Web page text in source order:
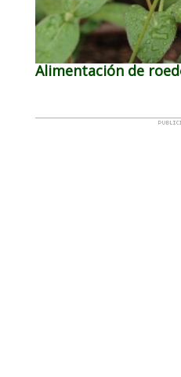
Alimentación de